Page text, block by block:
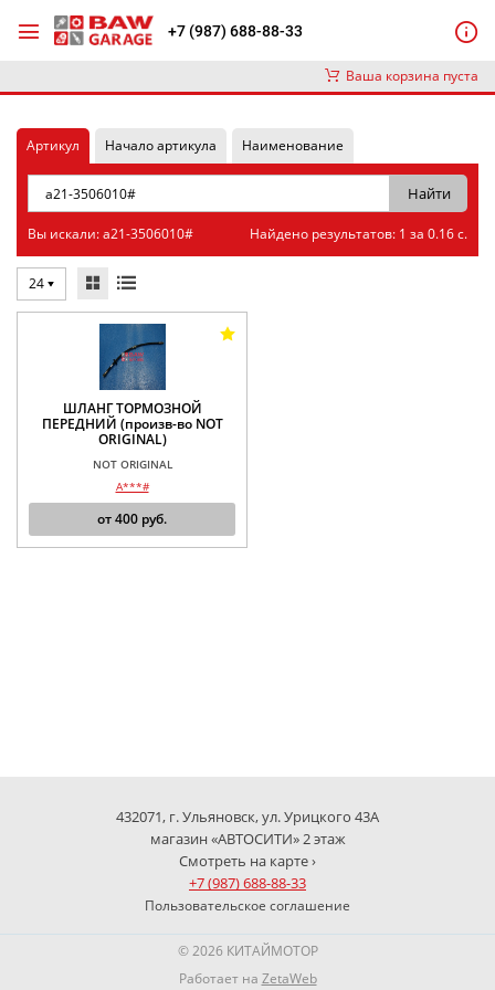
+7 (987) 688-88-33
Ваша корзина пуста
Артикул Начало артикула Наименование
Вы искали: a21-3506010# Найдено результатов: 1 за 0.16 с.
24
ШЛАНГ ТОРМОЗНОЙ
ПЕРЕДНИЙ (произв-во NOT
ORIGINAL)
NOT ORIGINAL
A***#
от400 руб.
432071, г. Ульяновск, ул. Урицкого 43А
магазин «АВТОСИТИ» 2 этаж
Смотреть на карте ›
+7 (987) 688-88-33
Пользовательское соглашение
© 2026 КИТАЙМОТОР
Работает на ZetaWeb